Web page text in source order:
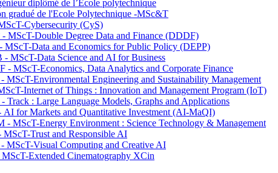
diplômé de l’École polytechnique
gradué de l'Ecole Polytechnique -MSc&T
Cybersecurity (CyS)
MScT-Double Degree Data and Finance (DDDF)
MScT-Data and Economics for Public Policy (DEPP)
MScT-Data Science and AI for Business
- MScT-Economics, Data Analytics and Corporate Finance
MScT-Environmental Engineering and Sustainability Management
Internet of Things : Innovation and Management Program (IoT)
: Large Language Models, Graphs and Applications
for Markets and Quantitative Investment (AI-MaQI)
- MScT-Energy Environment : Science Technology & Management
Trust and Responsible AI
MScT-Visual Computing and Creative AI
Extended Cinematography XCin